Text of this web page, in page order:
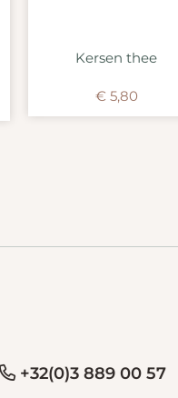
Kersen thee
€ 5,80
+32(0)3 889 00 57